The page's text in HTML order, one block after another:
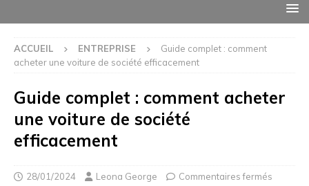
ACCUEIL ENTREPRISE
Guide complet : comment
acheter une voiture de société efficacement
Guide complet : comment acheter
une voiture de société
efficacement
28/01/2024 Leona George Commentaires fermés